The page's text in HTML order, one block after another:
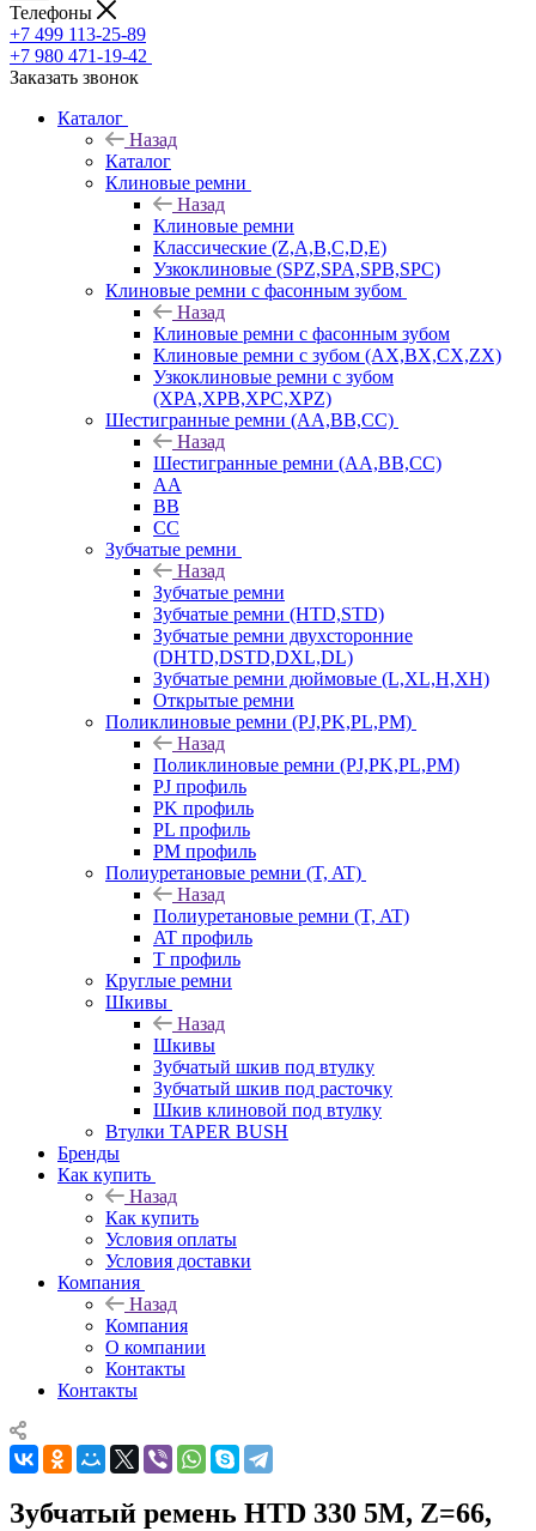
Телефоны
+7 499 113-25-89
+7 980 471-19-42
Заказать звонок
Каталог
Назад
Каталог
Клиновые ремни
Назад
Клиновые ремни
Классические (Z,A,B,C,D,E)
Узкоклиновые (SPZ,SPA,SPB,SPC)
Клиновые ремни с фасонным зубом
Назад
Клиновые ремни с фасонным зубом
Клиновые ремни с зубом (AX,BX,CX,ZX)
Узкоклиновые ремни с зубом
(XPA,XPB,XPC,XPZ)
Шестигранные ремни (AA,BB,CC)
Назад
Шестигранные ремни (AA,BB,CC)
AA
BB
CC
Зубчатые ремни
Назад
Зубчатые ремни
Зубчатые ремни (HTD,STD)
Зубчатые ремни двухсторонние
(DHTD,DSTD,DXL,DL)
Зубчатые ремни дюймовые (L,XL,H,XH)
Открытые ремни
Поликлиновые ремни (PJ,PK,PL,PM)
Назад
Поликлиновые ремни (PJ,PK,PL,PM)
PJ профиль
PK профиль
PL профиль
PM профиль
Полиуретановые ремни (T, AT)
Назад
Полиуретановые ремни (T, AT)
AT профиль
T профиль
Круглые ремни
Шкивы
Назад
Шкивы
Зубчатый шкив под втулку
Зубчатый шкив под расточку
Шкив клиновой под втулку
Втулки TAPER BUSH
Бренды
Как купить
Назад
Как купить
Условия оплаты
Условия доставки
Компания
Назад
Компания
О компании
Контакты
Контакты
Зубчатый ремень HTD 330 5M, Z=66,